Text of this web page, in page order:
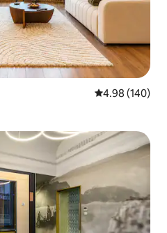
平均评分 4.98
4.98 (140)